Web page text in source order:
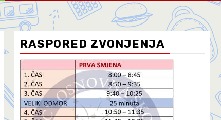
RASPORED ZVONJENJA